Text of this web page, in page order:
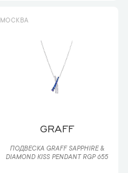
МОСКВА
GRAFF
ПОДВЕСКА GRAFF SAPPHIRE &
DIAMOND KISS PENDANT RGP 655